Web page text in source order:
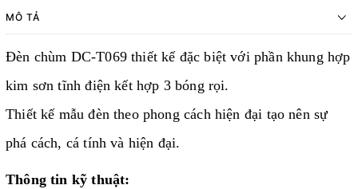
MÔ TẢ
Đèn chùm DC-T069 thiết kế đặc biệt với phần khung hợp
kim sơn tĩnh điện kết hợp 3 bóng rọi.
Thiết kế mẫu đèn theo phong cách hiện đại tạo nên sự
phá cách, cá tính và hiện đại.
Thông tin kỹ thuật: